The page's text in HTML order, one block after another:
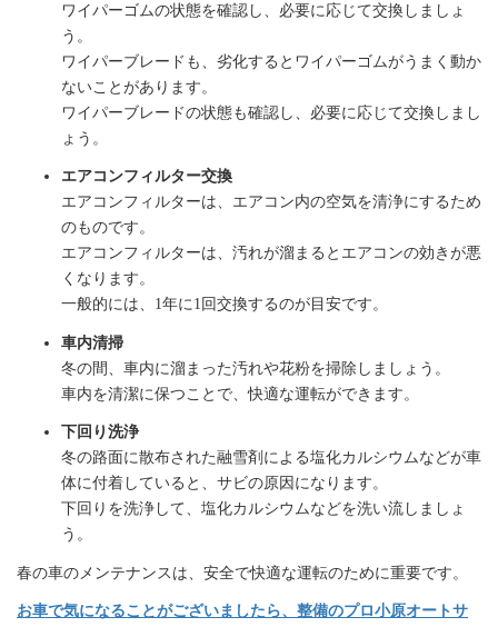
ワイパーゴムの状態を確認し、必要に応じて交換しましょ
う。
ワイパーブレードも、劣化するとワイパーゴムがうまく動か
ないことがあります。
ワイパーブレードの状態も確認し、必要に応じて交換しまし
ょう。
エアコンフィルター交換
エアコンフィルターは、エアコン内の空気を清浄にするため
のものです。
エアコンフィルターは、汚れが溜まるとエアコンの効きが悪
くなります。
一般的には、1年に1回交換するのが目安です。
車内清掃
冬の間、車内に溜まった汚れや花粉を掃除しましょう。
車内を清潔に保つことで、快適な運転ができます。
下回り洗浄
冬の路面に散布された融雪剤による塩化カルシウムなどが車
体に付着していると、サビの原因になります。
下回りを洗浄して、塩化カルシウムなどを洗い流しましょ
う。
春の車のメンテナンスは、安全で快適な運転のために重要です。
お車で気になることがございましたら、整備のプロ小原オートサ